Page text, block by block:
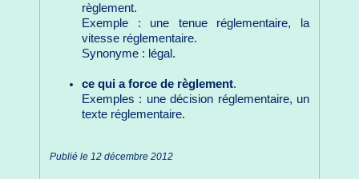
règlement.
Exemple : une tenue réglementaire, la
vitesse réglementaire.
Synonyme : légal.
ce qui a force de règlement.
Exemples : une décision réglementaire, un
texte réglementaire.
Publié le 12 décembre 2012